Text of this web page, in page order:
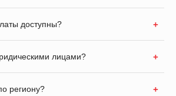
доступны?
лицами?
региону?